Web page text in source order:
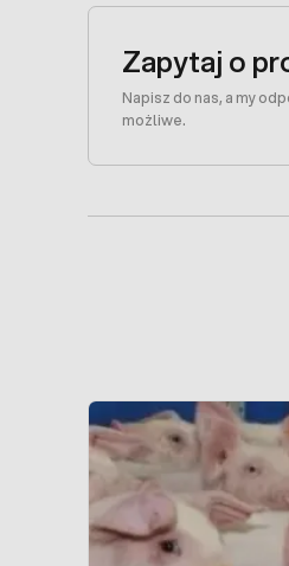
Zapytaj o
Napisz do nas, a my
możliwe.